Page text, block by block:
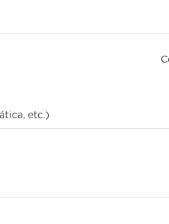
etc.)